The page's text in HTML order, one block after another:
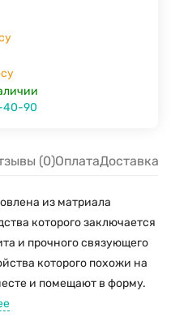
40-90
(0)ОплатаДоставка
из матриала
которого заключается
и прочного связующего
которого похожи на
и помещают в форму.